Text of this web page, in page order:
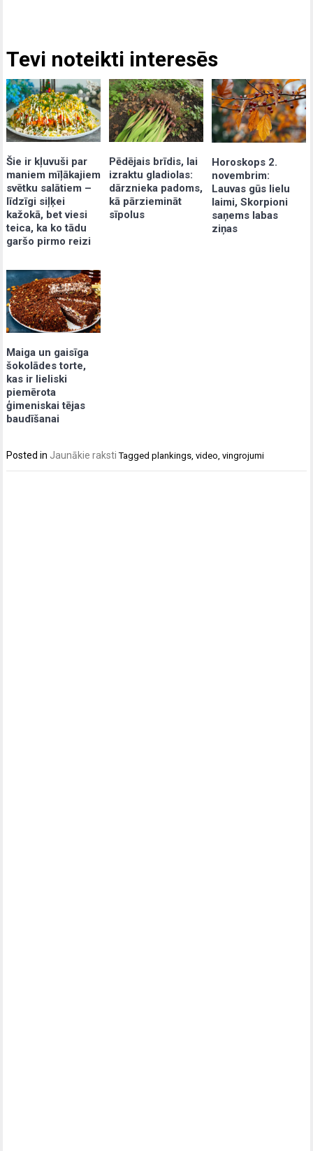
Tevi noteikti interesēs
Šie ir kļuvuši par
maniem mīļākajiem
svētku salātiem –
līdzīgi siļķei
kažokā, bet viesi
teica, ka ko tādu
garšo pirmo reizi
Pēdējais brīdis, lai
izraktu gladiolas:
dārznieka padoms,
kā pārziemināt
sīpolus
Horoskops 2.
novembrim:
Lauvas gūs lielu
laimi, Skorpioni
saņems labas
ziņas
Maiga un gaisīga
šokolādes torte,
kas ir lieliski
piemērota
ģimeniskai tējas
baudīšanai
Posted in Jaunākie raksti Taggedplankings,video,vingrojumi